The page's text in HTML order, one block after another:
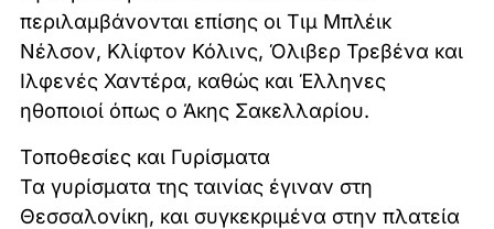
περιλαμβάνονται επίσης οι Τιμ Μπλέικ
Νέλσον, Κλίφτον Κόλινς, Όλιβερ Τρεβένα και
Ιλφενές Χαντέρα, καθώς και Έλληνες
ηθοποιοί όπως ο Άκης Σακελλαρίου.
Τοποθεσίες και Γυρίσματα
Τα γυρίσματα της ταινίας έγιναν στη
Θεσσαλονίκη, και συγκεκριμένα στην πλατεία